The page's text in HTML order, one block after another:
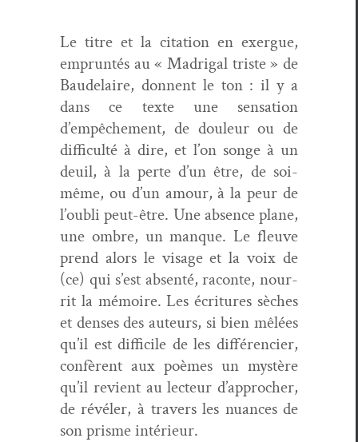
Le titre et la cita­tion en exer­gue,
emprun­tés au « Madri­gal triste » de
Baude­laire, don­nent le ton : il y a
dans ce texte une sen­sa­tion
d’empêchement, de douleur ou de
dif­fi­culté à dire, et l’on songe à un
deuil, à la perte d’un être, de soi-
même, ou d’un amour, à la peur de
l’oubli peut-être. Une absence plane,
une ombre, un manque. Le fleuve
prend alors le vis­age et la voix de
(ce) qui s’est absen­té, racon­te, nour­
rit la mémoire. Les écri­t­ures sèch­es
et dens­es des auteurs, si bien mêlées
qu’il est dif­fi­cile de les dif­férenci­er,
con­fèrent aux poèmes un mys­tère
qu’il revient au lecteur d’approcher,
de révéler, à tra­vers les nuances de
son prisme intérieur.